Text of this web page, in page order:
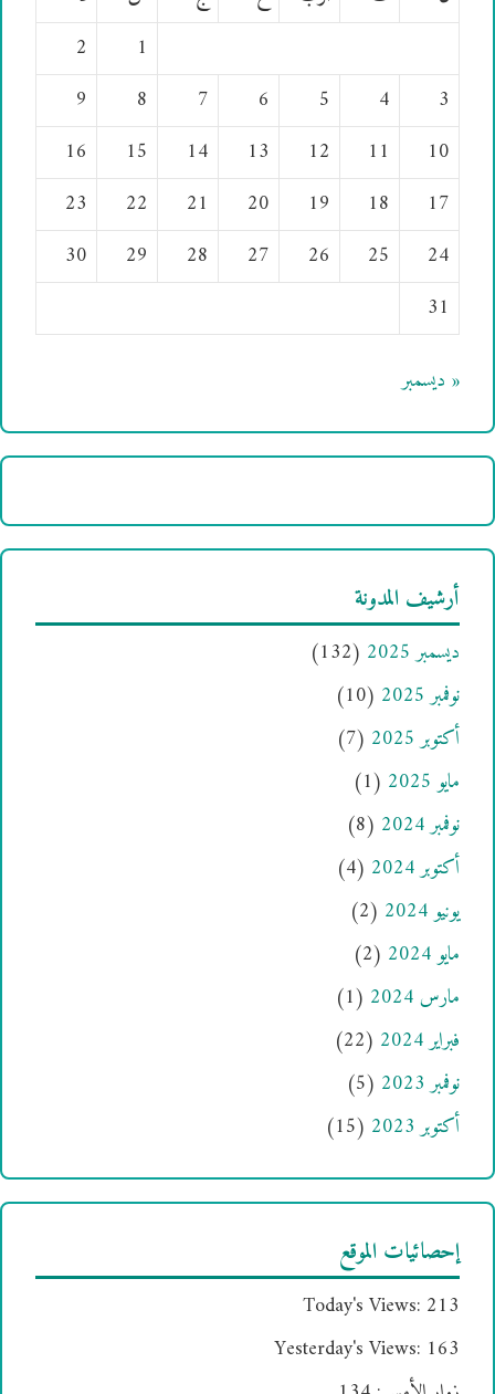
1
2
3
4
5
6
7
8
9
10
11
12
13
14
15
16
17
18
19
20
21
22
23
24
25
26
27
28
29
30
31
« ديسمبر
أرشيف المدونة
ديسمبر 2025
(132)
نوفمبر 2025
(10)
أكتوبر 2025
(7)
مايو 2025
(1)
نوفمبر 2024
(8)
أكتوبر 2024
(4)
يونيو 2024
(2)
مايو 2024
(2)
مارس 2024
(1)
فبراير 2024
(22)
نوفمبر 2023
(5)
أكتوبر 2023
(15)
إحصائيات الموقع
Today's Views: 213
Yesterday's Views: 163